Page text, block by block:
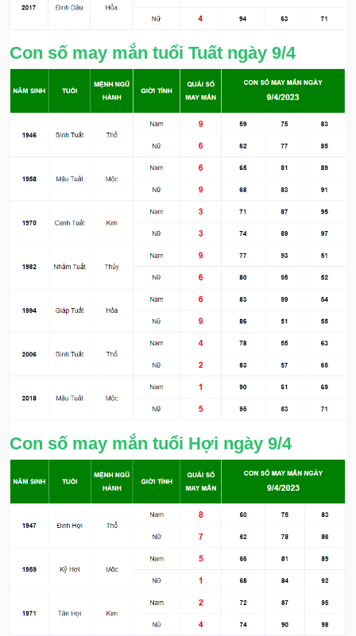
Con số may mắn tuổi Tuất ngày 9/4
Con số may mắn tuổi Hợi ngày 9/4